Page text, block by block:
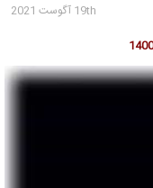
19th آگوست 2021